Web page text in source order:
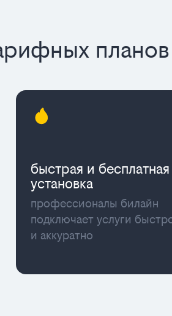
быстрая и бесплатная
установка
профессионалы билайн
подключает услуги
и аккуратно